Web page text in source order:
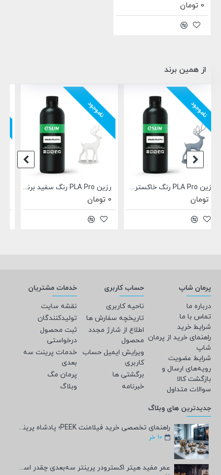
0 تومان
از همین برند
رزین PLA Pro رنگ سفید برند ایسان Esun eResin-PLA Pro White رزین ABS رنگ خاکستری برند ایسان Esun A200 ABS Pro
پرمان شاپ
درباره ما
تماس با ما
شرایط خرید
راهنمای خرید از پرمان
شاپ
شرایط عضویت
رویه‌های ارسال و
بازگشت کالا
سوالات متداول
حساب کاربری
ناحیه کاربری
تاریخچه سفارش ها
اطلاع از شارژ مجدد
محصول
ویرایش ایمیل حساب
کاربری
برگشتی ها
خبرنامه
خدمات مشتریان
نقشه سایت
تولیدکنندگان
ثبت محصول
درخواستی
خدمات پرینت سه
بعدی
پرمان مگ
وبلاگ
جدیدترین های وبلاگ
راهنمای تخصصی خرید فیلامنت PEEK؛ پادشاه پرینت سه‌بعدی صنعتی و پزشکی + مشخصات فنی
10 خر
عمر مفید هیتر اکسترودر پرینتر سه‌بعدی چقدر است؟